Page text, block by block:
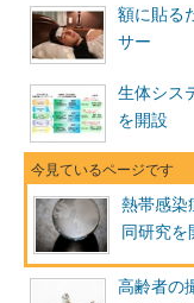
額に貼る
サー
生体シス
を開設
熱帯感染
同研究を
高齢者の